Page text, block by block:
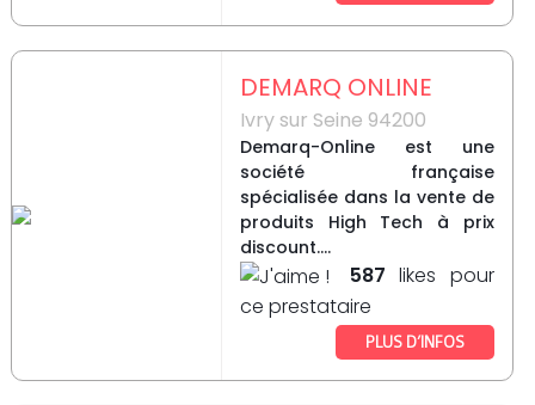
DEMARQ ONLINE
Ivry sur Seine 94200
Demarq-Online est une
société française
spécialisée dans la vente de
produits High Tech à prix
discount....
587 likes pour
ce prestataire
PLUS D’INFOS